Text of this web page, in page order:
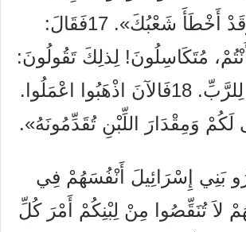
مَضْرُوبُونَ، وَقَدْ أَخْطَأَ شَعْبُكَ». 17فَقَالَ:
مُتَكَاسِلُونَ! لِذلِكَ تَقُولُونَ:
نَذْهَبُ وَنَذْبَحُ لِلرَّبِّ. 18فَالآنَ اذْهَبُوا اعْمَلُوا.
لَكُمْ وَمِقْدَارَ اللِّبْنِ تُقَدِّمُونَهُ».
بَنِي إِسْرَائِيلَ أَنْفُسَهُمْ فِي
لاَ تُنَقِّصُوا مِنْ لِبْنِكُمْ أَمْرَ كُلِّ